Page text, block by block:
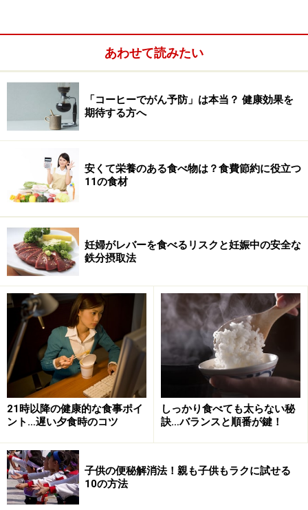
色の濃い野菜などに含まれるカロテノイドも体内でビタ
ミンAに変換されます。カロテノイドは600種類以上あ
り、ビタミンAに変換するものは50種類ほどあります。
ビタミンAに変換することがよく知られているものがベ
ータカロチン。
ビタミンAはベータカロチンを多く含む色の濃い野菜か
ら積極的に摂取するのがよいでしょう。ベータカロチン
は必要な分だけ体内でビタミンAに変換されます。よっ
てビタミンAが過剰になることはありません。食事によ
るベータカロチンの摂取自体も心配することはないので
妊婦さんにも安心です。ただし、一般的には安全だと考
えられていますが、にんじんを一気に10本食べるとか、
あわせて読みたい
「コーヒーでがん予防」は本当？ 健康効果を
期待する方へ
安くて栄養のある食べ物は？食費節約に役立つ
11の食材
妊婦がレバーを食べるリスクと妊娠中の安全な
鉄分摂取法
21時以降の健康的な食事ポイ
ント…遅い夕食時のコツ
しっかり食べても太らない秘
訣…バランスと順番が鍵！
子供の便秘解消法！親も子供もラクに試せる
10の方法